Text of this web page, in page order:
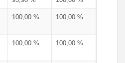
100,00 % 100,00 %
100,00 % 100,00 %